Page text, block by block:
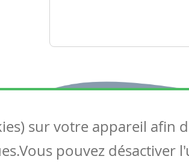
Suivez-nous
Contactez-nous
sur votre appareil afin
pouvez désactiver